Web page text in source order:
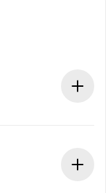
im Voraus.